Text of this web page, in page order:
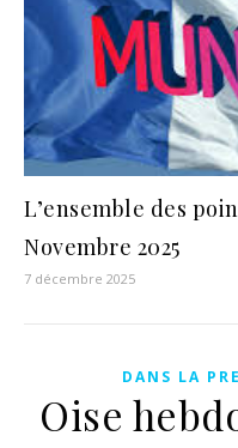
L’ensemble des
Novembre 2025
7 décembre 2025
DANS LA
Oise